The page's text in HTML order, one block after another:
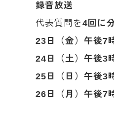
録音放送
代表質問を4回に
23日（金）午後7
24日（土）午後3
25日（日）午後3
26日（月）午後7